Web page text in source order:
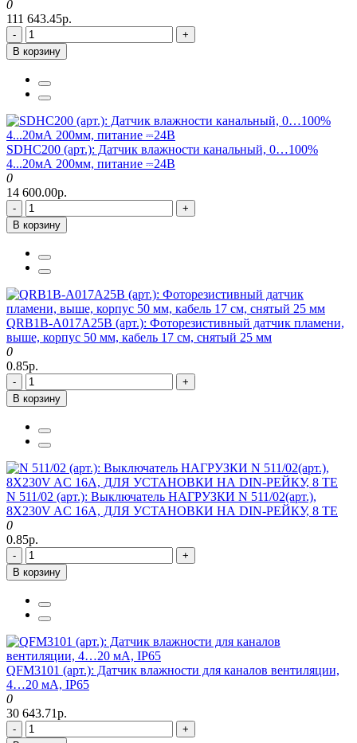
0
111 643.45р.
-
+
В корзину
SDHC200 (арт.): Датчик влажности канальный, 0…100%
4...20мА 200мм, питание ⎓24В
0
14 600.00р.
-
+
В корзину
QRB1B-A017A25B (арт.): Фоторезистивный датчик пламени,
выше, корпус 50 мм, кабель 17 см, снятый 25 мм
0
0.85р.
-
+
В корзину
N 511/02 (арт.): Выключатель НАГРУЗКИ N 511/02(арт.),
8Х230V AC 16A, ДЛЯ УСТАНОВКИ НА DIN-РЕЙКУ, 8 ТЕ
0
0.85р.
-
+
В корзину
QFM3101 (арт.): Датчик влажности для каналов вентиляции,
4…20 мА, IP65
0
30 643.71р.
-
+